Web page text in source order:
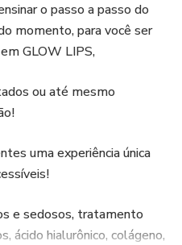
o passo a passo do
momento, para você ser
GLOW LIPS,
ou até mesmo
uma experiência única
e sedosos, tratamento
ácido hialurônico, colágeno,